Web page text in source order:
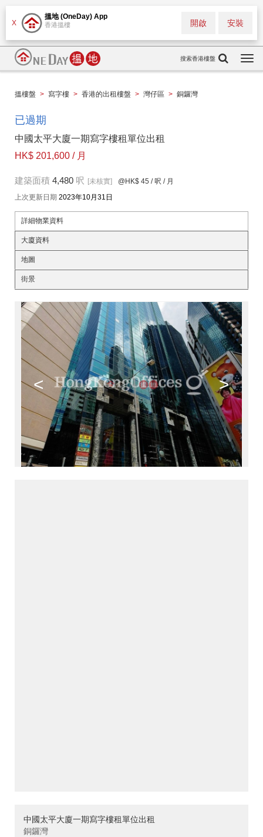
X
搵地 (OneDay) App
香港搵樓 安裝
開啟
搜索香港樓盤
搵樓盤 > 寫字樓 > 香港的出租樓盤 > 灣仔區 > 銅鑼灣
已過期
中國太平大廈一期寫字樓租單位出租
HK$ 201,600 / 月
建築面積 4,480 呎 [未核實] @HK$ 45 / 呎 / 月
上次更新日期 2023年10月31日
詳細物業資料
大廈資料
地圖
街景
< >
中國太平大廈一期寫字樓租單位出租
銅鑼灣